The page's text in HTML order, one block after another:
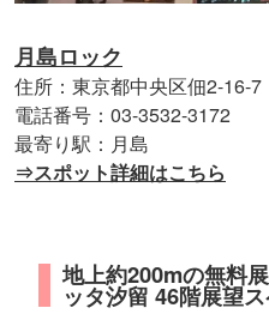
月島ロック
住所：東京都中央区佃2-16-7
電話番号：03-3532-3172
最寄り駅：月島
⇒スポット詳細はこちら
地上約200mの無料
ッタ汐留 46階展望